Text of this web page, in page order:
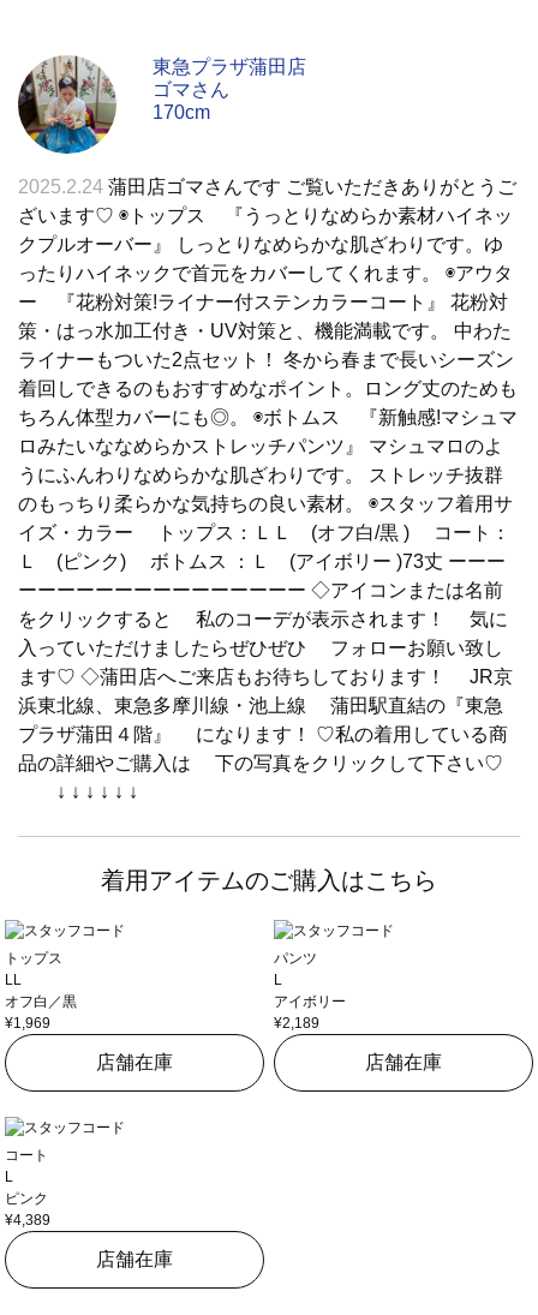
東急プラザ蒲田店
ゴマさん
170cm
2025.2.24 蒲田店ゴマさんです ご覧いただきありがとうご
ざいます♡ ◉トップス 『うっとりなめらか素材ハイネッ
クプルオーバー』 しっとりなめらかな肌ざわりです。ゆ
ったりハイネックで首元をカバーしてくれます。 ◉アウタ
ー 『花粉対策!ライナー付ステンカラーコート』 花粉対
策・はっ水加工付き・UV対策と、機能満載です。 中わた
ライナーもついた2点セット！ 冬から春まで長いシーズン
着回しできるのもおすすめなポイント。ロング丈のためも
ちろん体型カバーにも◎。 ◉ボトムス 『新触感!マシュマ
ロみたいななめらかストレッチパンツ』 マシュマロのよ
うにふんわりなめらかな肌ざわりです。 ストレッチ抜群
のもっちり柔らかな気持ちの良い素材。 ◉スタッフ着用サ
イズ・カラー トップス：ＬＬ (オフ白/黒 ) コート：
Ｌ (ピンク) ボトムス ：Ｌ (アイボリー )73丈 ーーー
ーーーーーーーーーーーーーーー ◇アイコンまたは名前
をクリックすると 私のコーデが表示されます！ 気に
入っていただけましたらぜひぜひ フォローお願い致し
ます♡ ◇蒲田店へご来店もお待ちしております！ JR京
浜東北線、東急多摩川線・池上線 蒲田駅直結の『東急
プラザ蒲田４階』 になります！ ♡私の着用している商
品の詳細やご購入は 下の写真をクリックして下さい♡
↓ ↓ ↓ ↓ ↓ ↓
着用アイテムのご購入はこちら
トップス
LL
オフ白／黒
¥1,969
店舗在庫
パンツ
L
アイボリー
¥2,189
店舗在庫
コート
L
ピンク
¥4,389
店舗在庫